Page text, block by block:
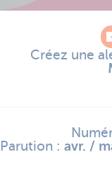
Créez une
Parution : avr. /